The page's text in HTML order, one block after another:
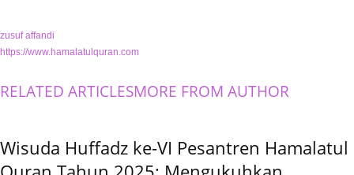
zusuf affandi
https://www.hamalatulquran.com
RELATED ARTICLESMORE FROM AUTHOR
Wisuda Huffadz ke-VI Pesantren Hamalatul